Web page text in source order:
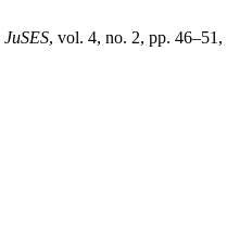
JuSES, vol. 4, no. 2, pp. 46–51,